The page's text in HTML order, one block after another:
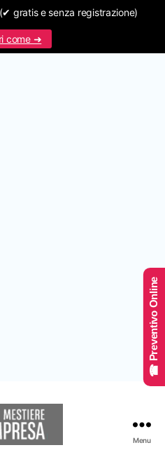
gratis e senza registrazione)
come ➜
Menu
☎ Preventivo Online